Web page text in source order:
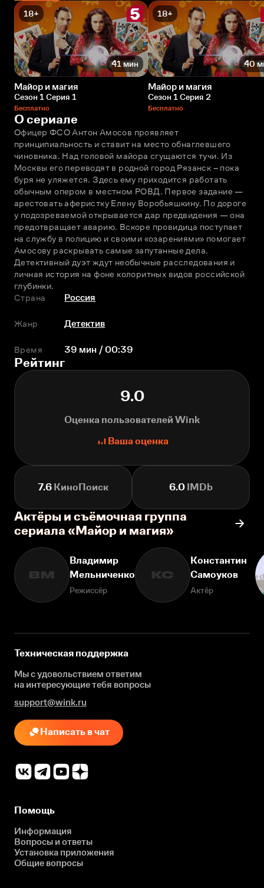
18+
41 мин
Майор и магия
Сезон 1 Серия 1
Бесплатно
18+
40
Майор и магия
Сезон 1 Серия 2
Бесплатно
О сериале
Офицер ФСО Антон Амосов проявляет
принципиальность и ставит на место обнаглевшего
чиновника. Над головой майора сгущаются тучи. Из
Москвы его переводят в родной город Рязанск – пока
буря не уляжется. Здесь ему приходится работать
обычным опером в местном РОВД. Первое задание —
арестовать аферистку Елену Воробьяшкину. По дороге
у подозреваемой открывается дар предвидения — она
предотвращает аварию. Вскоре провидица поступает
на службу в полицию и своими «озарениями» помогает
Амосову раскрывать самые запутанные дела.
Детективный дуэт ждут необычные расследования и
личная история на фоне колоритных видов российской
глубинки.
Страна
Россия
Жанр Детектив
Время 39 мин / 00:39
Рейтинг
9.0
Оценка пользователей Wink
Ваша оценка
7.6 КиноПоиск 6.0 IMDb
Актёры и съёмочная группа
сериала «Майор и магия»
ВМ
Владимир
Мельниченко
Режиссёр
КС
Константин
Самоуков
Актёр
Техническая поддержка
Мы с удовольствием ответим
на интересующиетебя вопросы
support@wink.ru
Написать в чат
Помощь
Информация
Вопросы и ответы
Установка приложения
Общие вопросы